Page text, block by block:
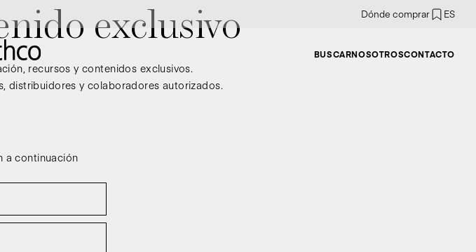
Dónde comprar ES
BUSCARNOSOTROSCONTACTO
exclusivo
recursos y contenidos exclusivos.
distribuidores y colaboradores autorizados.
a continuación